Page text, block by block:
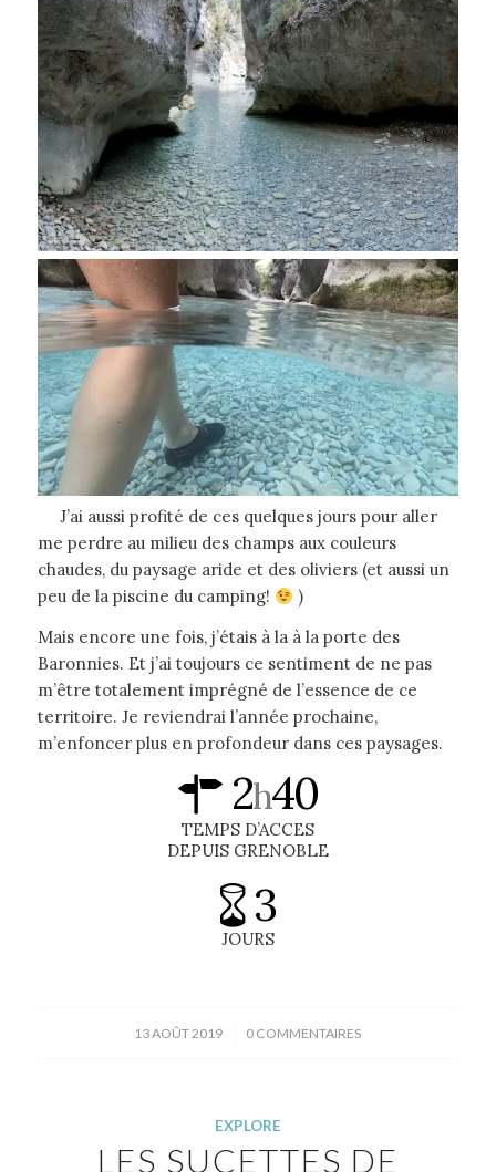
J’ai aussi profité de ces quelques jours pour aller
me perdre au milieu des champs aux couleurs
chaudes, du paysage aride et des oliviers (et aussi un
peu de la piscine du camping!
)
Mais encore une fois, j’étais à la à la porte des
Baronnies. Et j’ai toujours ce sentiment de ne pas
m’être totalement imprégné de l’essence de ce
territoire. Je reviendrai l’année prochaine,
m’enfoncer plus en profondeur dans ces paysages.
2h40
TEMPS D’ACCES
DEPUIS GRENOBLE
3
JOURS
13 AOÛT 2019
/ 0 COMMENTAIRES
EXPLORE
LES SUCETTES DE